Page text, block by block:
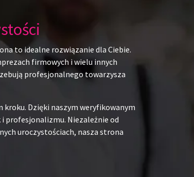
to idealne rozwiązanie dla Ciebie.
firmowych i wielu innych
profesjonalnego towarzysza
Dzięki naszym weryfikowanym
profesjonalizmu. Niezależnie od
uroczystościach, nasza strona